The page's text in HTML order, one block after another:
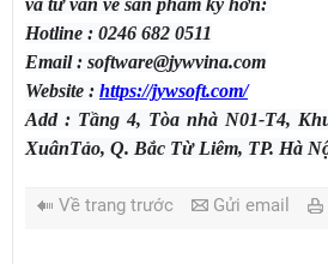
và tư vấn về sản phẩm kỹ hơn:
Hotline : 0246 682 0511
Email : software@jywvina.com
Website : https://jywsoft.com/
Add : Tầng 4, Tòa nhà N01-T4,
XuânTảo, Q. Bắc Từ Liêm, TP. Hà
Về trang trước Gửi email